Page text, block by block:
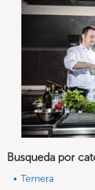
Busqueda por
Ternera